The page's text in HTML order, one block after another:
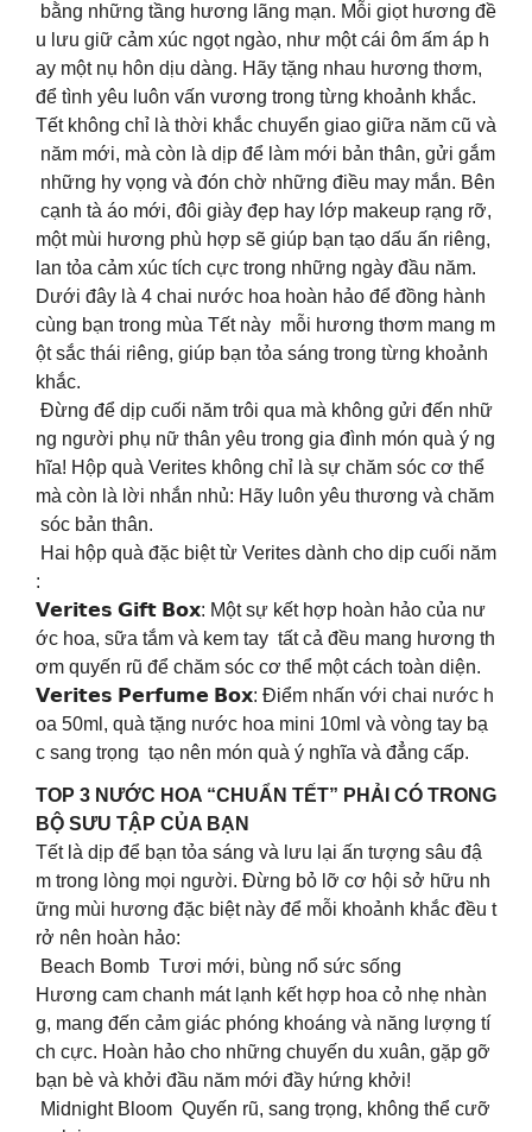
bằng những tầng hương lãng mạn. Mỗi giọt hương đề
u lưu giữ cảm xúc ngọt ngào, như một cái ôm ấm áp h
ay một nụ hôn dịu dàng. Hãy tặng nhau hương thơm,
để tình yêu luôn vấn vương trong từng khoảnh khắc.
Tết không chỉ là thời khắc chuyển giao giữa năm cũ và
năm mới, mà còn là dịp để làm mới bản thân, gửi gắm
những hy vọng và đón chờ những điều may mắn. Bên
cạnh tà áo mới, đôi giày đẹp hay lớp makeup rạng rỡ,
một mùi hương phù hợp sẽ giúp bạn tạo dấu ấn riêng,
lan tỏa cảm xúc tích cực trong những ngày đầu năm.
Dưới đây là 4 chai nước hoa hoàn hảo để đồng hành
cùng bạn trong mùa Tết này mỗi hương thơm mang m
ột sắc thái riêng, giúp bạn tỏa sáng trong từng khoảnh
khắc.
Đừng để dịp cuối năm trôi qua mà không gửi đến nhữ
ng người phụ nữ thân yêu trong gia đình món quà ý ng
hĩa! Hộp quà Verites không chỉ là sự chăm sóc cơ thể
mà còn là lời nhắn nhủ: Hãy luôn yêu thương và chăm
sóc bản thân.
Hai hộp quà đặc biệt từ Verites dành cho dịp cuối năm
:
𝗩𝗲𝗿𝗶𝘁𝗲𝘀 𝗚𝗶𝗳𝘁 𝗕𝗼𝘅: Một sự kết hợp hoàn hảo của nư
ớc hoa, sữa tắm và kem tay tất cả đều mang hương th
ơm quyến rũ để chăm sóc cơ thể một cách toàn diện.
𝗩𝗲𝗿𝗶𝘁𝗲𝘀 𝗣𝗲𝗿𝗳𝘂𝗺𝗲 𝗕𝗼𝘅: Điểm nhấn với chai nước h
oa 50ml, quà tặng nước hoa mini 10ml và vòng tay bạ
c sang trọng tạo nên món quà ý nghĩa và đẳng cấp.
TOP 3 NƯỚC HOA “CHUẨN TẾT” PHẢI CÓ TRONG
BỘ SƯU TẬP CỦA BẠN
Tết là dịp để bạn tỏa sáng và lưu lại ấn tượng sâu đậ
m trong lòng mọi người. Đừng bỏ lỡ cơ hội sở hữu nh
ững mùi hương đặc biệt này để mỗi khoảnh khắc đều t
rở nên hoàn hảo:
Beach Bomb Tươi mới, bùng nổ sức sống
Hương cam chanh mát lạnh kết hợp hoa cỏ nhẹ nhàn
g, mang đến cảm giác phóng khoáng và năng lượng tí
ch cực. Hoàn hảo cho những chuyến du xuân, gặp gỡ
bạn bè và khởi đầu năm mới đầy hứng khởi!
Midnight Bloom Quyến rũ, sang trọng, không thể cưỡ